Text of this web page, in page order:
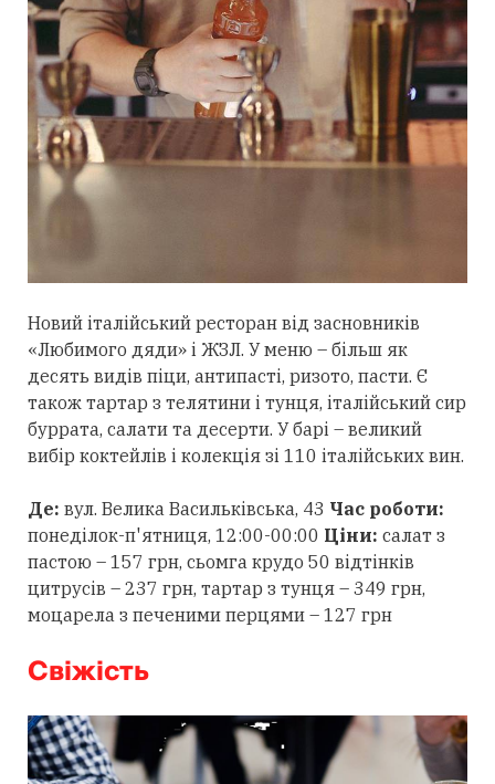
Новий італійський ресторан від засновників
«Любимого дяди» і ЖЗЛ. У меню – більш як
десять видів піци, антипасті, ризото, пасти. Є
також тартар з телятини і тунця, італійський сир
буррата, салати та десерти. У барі – великий
вибір коктейлів і колекція зі 110 італійських вин.
Де: вул. Велика Васильківська, 43 Час роботи:
понеділок-п'ятниця, 12:00-00:00 Ціни: салат з
пастою – 157 грн, сьомга крудо 50 відтінків
цитрусів – 237 грн, тартар з тунця – 349 грн,
моцарела з печеними перцями – 127 грн
Свіжість